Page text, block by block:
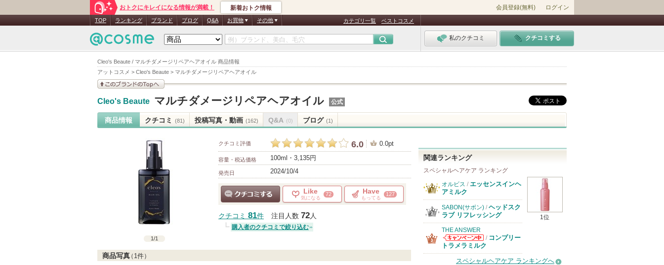
Cleo's Beaute / マルチダメージリペアヘアオイル 商品情報
アットコスメ > Cleo's Beaute > マルチダメージリペアヘアオイル
おトクにキレイになる情報が満載！ 新着おトク情報 会員登録(無料) ログイン
TOP ランキング ブランド ブログ Q&A お買物 その他 カテゴリ一覧 ベストコスメ
私のクチコミ クチコミする
Cleo's Beaute マルチダメージリペアヘアオイル 公式
商品情報 クチコミ (81) 投稿写真・動画 (162) Q&A (0) ブログ (1)
1/1
クチコミ評価 6.0 0.0pt
容量・税込価格 100ml・3,135円
発売日 2024/10/4
Like
気になる
72 Have
もってる
127
クチコミ 81件 注目人数 72人
購入者のクチコミで絞り込む
商品写真（ 1件）
関連ランキング
スペシャルヘアケア ランキング
1位
オルビス / エッセンスインヘ
アミルク
SABON(サボン) / ヘッドスク
ラブ リフレッシング
THE ANSWER
THE ANSWER
からのお知らせ
があります
/ コンプリー
トラメラミルク
スペシャルヘアケア ランキングへ